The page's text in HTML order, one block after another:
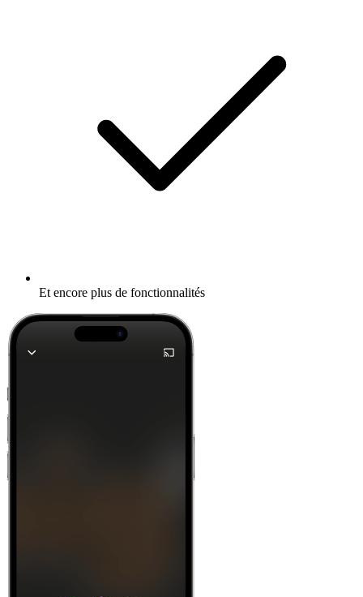
Et encore plus de fonctionnalités